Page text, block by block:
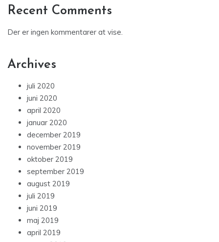
Recent Comments
Der er ingen kommentarer at vise.
Archives
juli 2020
juni 2020
april 2020
januar 2020
december 2019
november 2019
oktober 2019
september 2019
august 2019
juli 2019
juni 2019
maj 2019
april 2019